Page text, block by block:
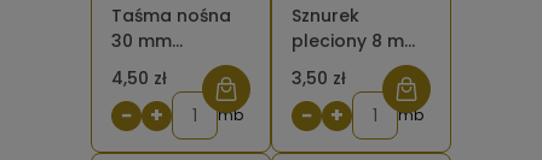
Taśma nośna
30 mm
poliestrowo -
bawełniana
czarna
4,50 zł
− + mb
Sznurek
pleciony 8 mm
bawełniany
musztardowy
żółty
3,50 zł
− + mb